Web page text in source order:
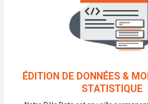
ÉDITION DE DONNÉES &
STATISTIQUE